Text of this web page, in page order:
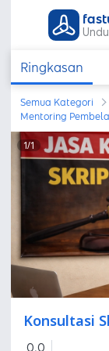
Ringkasan
Semua Kategori
Mentoring
1/1
Konsultasi
0,0